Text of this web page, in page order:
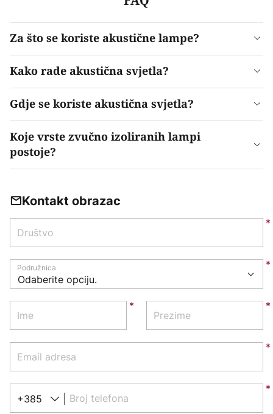
Za što se koriste akustične lampe?
Kako rade akustična svjetla?
Gdje se koriste akustična svjetla?
Koje vrste zvučno izoliranih lampi
postoje?
Kontakt obrazac
Društvo
Podružnica
Ime Prezime
Email adresa
Broj telefona
+385